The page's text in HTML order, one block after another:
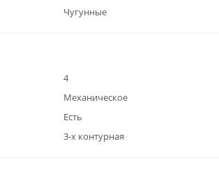
Чугунные
4
Механическое
Есть
3-х контурная